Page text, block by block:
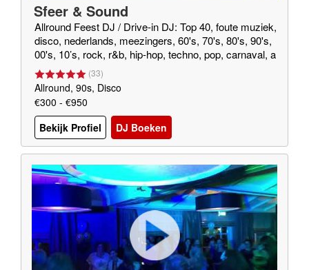
Sfeer & Sound
Allround Feest DJ / Drive-in DJ: Top 40, foute muziek,
disco, nederlands, meezingers, 60's, 70's, 80's, 90's,
00's, 10’s, rock, r&b, hip-hop, techno, pop, carnaval, a
près-ski, hardcore, hardstyle, house
(33)
Allround, 90s, Disco
€300 - €950
Bekijk Profiel
DJ Boeken